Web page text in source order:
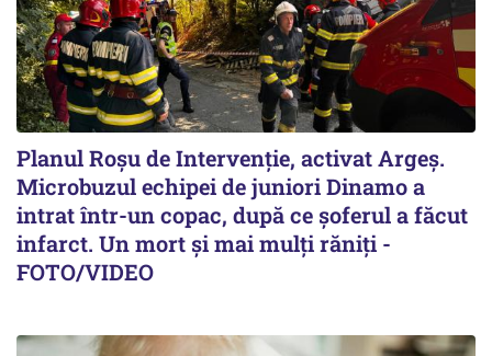
Planul Roşu de Intervenţie, activat Argeş.
Microbuzul echipei de juniori Dinamo a
intrat într-un copac, după ce șoferul a făcut
infarct. Un mort și mai mulți răniți -
FOTO/VIDEO